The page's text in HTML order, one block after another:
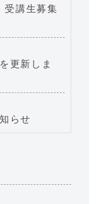
受講生募集
更新しま
らせ